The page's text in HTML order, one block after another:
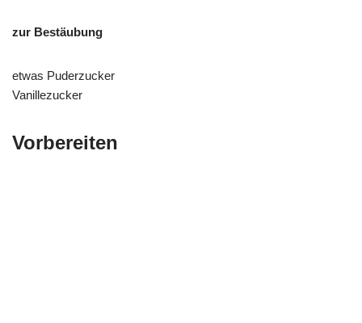
zur Bestäubung
etwas Puderzucker
Vanillezucker
Vorbereiten